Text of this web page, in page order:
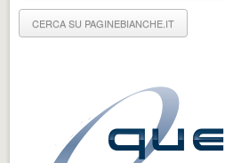
Eventi Vigevano